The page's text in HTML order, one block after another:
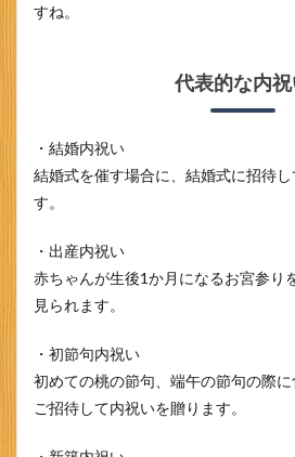
すね。
代表的な内
・結婚内祝い
結婚式を催す場合に、結婚式に招待
す。
・出産内祝い
赤ちゃんが生後1か月になるお宮参り
見られます。
・初節句内祝い
初めての桃の節句、端午の節句の際に
ご招待して内祝いを贈ります。